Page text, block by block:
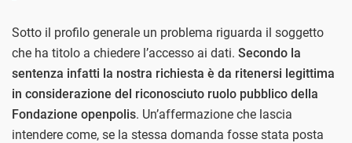
Sotto il profilo generale un problema riguarda il soggetto
che ha titolo a chiedere l’accesso ai dati. Secondo la
sentenza infatti la nostra richiesta è da ritenersi legittima
in considerazione del riconosciuto ruolo pubblico della
Fondazione openpolis. Un’affermazione che lascia
intendere come, se la stessa domanda fosse stata posta